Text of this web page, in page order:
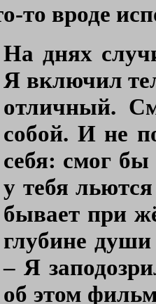
то вроде
На днях
Я включил
отличный.
собой. И не
себя: смог
у тебя
бывает при
глубине души
– Я
об этом